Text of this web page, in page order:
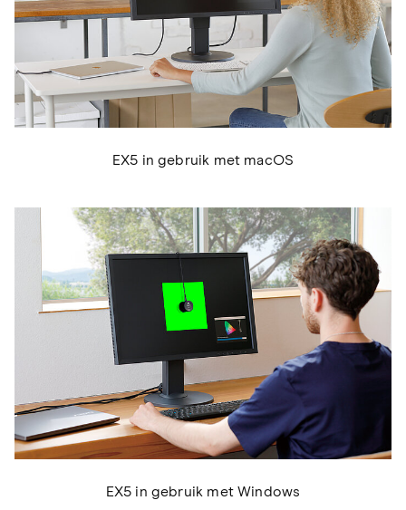
EX5 in gebruik met macOS
EX5 in gebruik met Windows